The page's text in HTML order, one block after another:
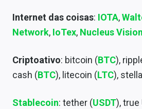
Internet das coisas: IOTA,
Network, IoTex, Nucleus Vision
Criptoativo: bitcoin (BTC),
cash (BTC), litecoin (LTC),
Stablecoin: tether (USDT), true